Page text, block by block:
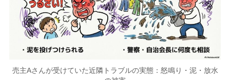
売主Aさんが受けていた近隣トラブルの実態：怒鳴り・泥・放水